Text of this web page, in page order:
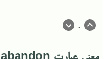
0
معنی عبارت with wild abandon چی هست؟